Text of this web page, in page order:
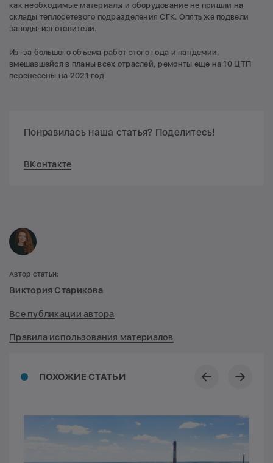
как необходимые материалы и оборудование не пришли на
склады теплосетевого подразделения СГК. Опять же подвели
заводы-изготовители.
Из-за большого объема работ этого года и пандемии,
вмешавшейся в планы всех отраслей, ремонты еще на 10 ЦТП
перенесены на 2021 год.
Понравилась наша статья? Поделитесь!
ВКонтакте
ПОХОЖИЕ СТАТЬИ
Автор статьи:
Виктория Старикова
Все публикации автора
Правила использования материалов